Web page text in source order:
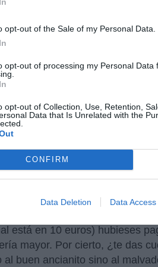
opt-out of the Sale of my Personal Data.
opt-out of processing my Personal Data
opt-out of Collection, Use, Retention,
Data that Is Unrelated with the
CONFIRM
Data Deletion Data Access
oferta cultural.
, Ernest
subvenciones a salas de cine
a 2 euros una vez a la
Asegura que supuso el 33%
exhibición. Pues claro
está en 10 euros) hubieses
mayor. Por cierto, ¿te das
buen ancianito sino al